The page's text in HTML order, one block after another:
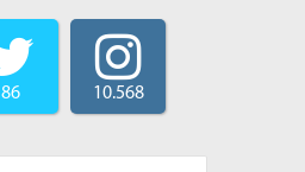
86 10.568